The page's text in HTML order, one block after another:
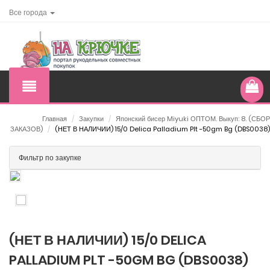
Все города
Главная / Закупки / Японский бисер Miyuki ОПТОМ. Выкуп: 8. (СБОР
ЗАКАЗОВ) / (НЕТ В НАЛИЧИИ) 15/0 Delica Palladium Plt -50gm Bg (DBS0038)
Фильтр по закупке
(НЕТ В НАЛИЧИИ) 15/0 DELICA
PALLADIUM PLT -50GM BG (DBS0038)